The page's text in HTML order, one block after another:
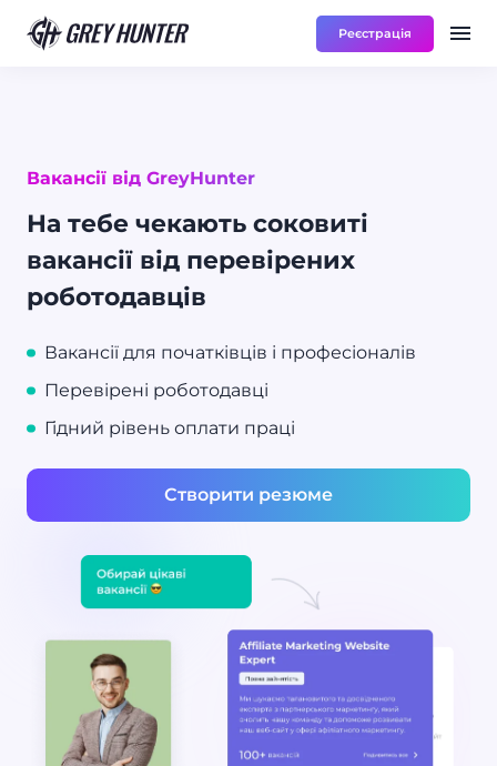
RU Робота
Реєстрація
Вакансії від GreyHunter
На тебе чекають соковиті
вакансії від перевірених
роботодавців
Вакансії для початківців і професіоналів
Перевірені роботодавці
Гідний рівень оплати праці
Створити резюме